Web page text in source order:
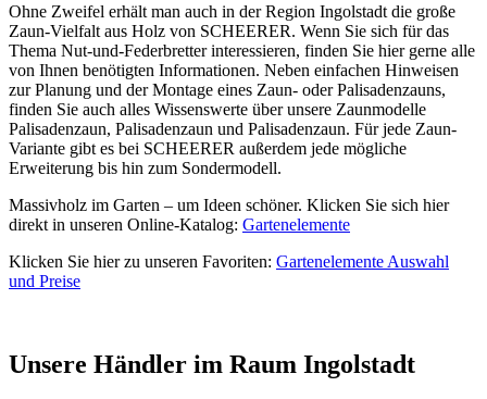
Ohne Zweifel erhält man auch in der Region Ingolstadt die große
Zaun-Vielfalt aus Holz von SCHEERER. Wenn Sie sich für das
Thema Nut-und-Federbretter interessieren, finden Sie hier gerne alle
von Ihnen benötigten Informationen. Neben einfachen Hinweisen
zur Planung und der Montage eines Zaun- oder Palisadenzauns,
finden Sie auch alles Wissenswerte über unsere Zaunmodelle
Palisadenzaun, Palisadenzaun und Palisadenzaun. Für jede Zaun-
Variante gibt es bei SCHEERER außerdem jede mögliche
Erweiterung bis hin zum Sondermodell.
Massivholz im Garten – um Ideen schöner. Klicken Sie sich hier
direkt in unseren Online-Katalog: Gartenelemente
Klicken Sie hier zu unseren Favoriten: Gartenelemente Auswahl
und Preise
Unsere Händler im Raum Ingolstadt